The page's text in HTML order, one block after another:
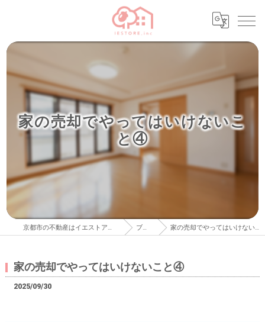
家の売却でやってはいけないこ
と④
京都市の不動産はイエストア株式会社 ブログ 家の売却でやってはいけないこと④
家の売却でやってはいけないこと④
2025/09/30